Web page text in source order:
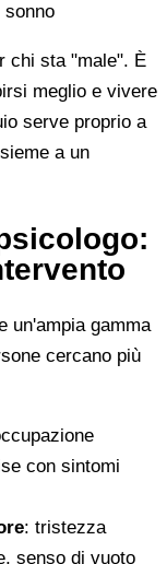
chi sta "male". È
meglio e vivere
serve proprio a
a un
un'ampia gamma
cercano più
con sintomi
: tristezza
senso di vuoto